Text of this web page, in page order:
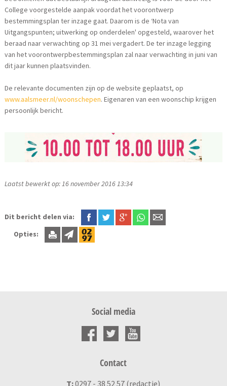
College voorgestelde aanpak voordat het voorontwerp
bestemmingsplan ter inzage gaat. Daarom is de ‘Nota van
Uitgangspunten; uitwerking op onderdelen' opgesteld, waarover het
beraad naar verwachting op 31 mei vergadert. De ter inzage legging
van het voorontwerpbestemmingsplan zal naar verwachting in juni van
dit jaar kunnen plaatsvinden.
De relevante documenten zijn op de website geplaatst, op
www.aalsmeer.nl/woonschepen. Eigenaren van een woonschip krijgen
persoonlijk bericht.
Laatst bewerkt op: 16 november 2016 13:34
Dit bericht delen via:
Opties:
Social media
Contact
T:0297 - 38 52 57 (redactie)